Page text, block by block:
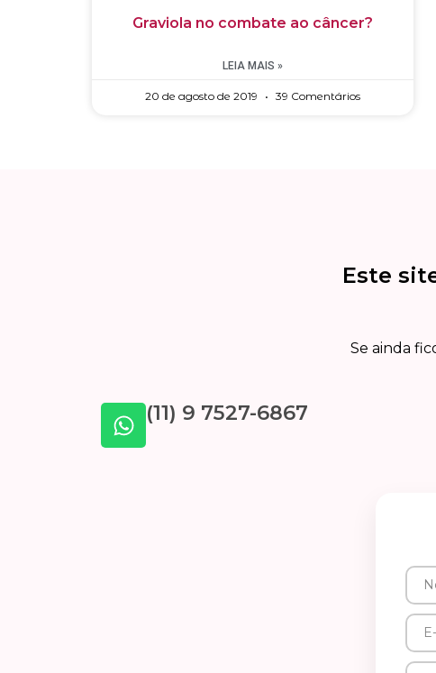
Graviola no combate ao câncer?
LEIA MAIS »
20 de agosto de 2019 39 Comentários
Este
Se ainda
(11) 9 7527-6867
mail